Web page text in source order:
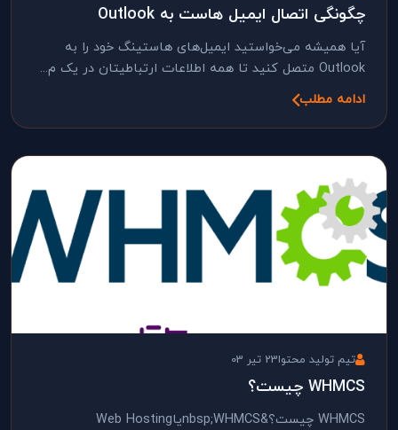
چگونگی اتصال ایمیل هاست به Outlook
آیا همیشه می‌خواستید ایمیل‌های هاستینگ خود را به
Outlook متصل کنید تا همه اطلاعات ارتباطیتان در یک م...
ادامه مطلب
تیم تولید محتوا23 تیر 03
WHMCS چیست؟
WHMCS چیست؟&nbsp;WHMCSیاWeb Hosting